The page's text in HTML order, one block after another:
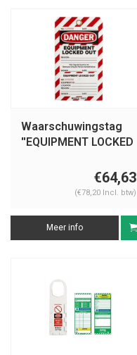
Waarschuwingstag
''EQUIPMENT LOCKED
€64,63
(€78,20 Incl. btw)
Meer info